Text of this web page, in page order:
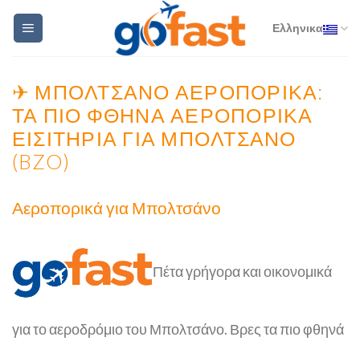
Skip
Ελληνικα
✈ ΜΠΟΛΤΣΆΝΟ ΑΕΡΟΠΟΡΙΚΆ:
ΤΑ ΠΙΟ ΦΘΗΝΑ ΑΕΡΟΠΟΡΙΚΆ
ΕΙΣΙΤΉΡΙΑ ΓΙΑ ΜΠΟΛΤΣΆΝΟ
(BZO)
Αεροπορικά για Μπολτσάνο
Πέτα γρήγορα και οικονομικά
για το αεροδρόμιο του Μπολτσάνο. Βρες τα πιο φθηνά